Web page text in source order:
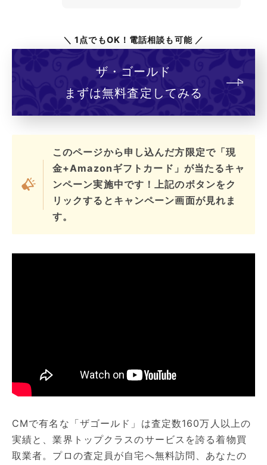
＼ 1点でもOK！電話相談も可能 ／
ザ・ゴールド
まずは無料査定してみる
このページから申し込んだ方限定で「現
金+Amazonギフトカード」が当たるキャ
ンペーン実施中です！上記のボタンをク
リックするとキャンペーン画面が見れま
す。
CMで有名な「ザゴールド」は査定数160万人以上の
実績と、業界トップクラスのサービスを誇る着物買
取業者。プロの査定員が自宅へ無料訪問、あなたの